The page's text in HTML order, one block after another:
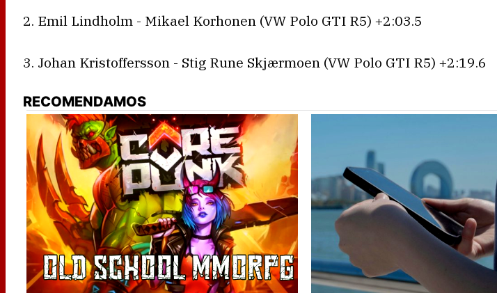
2. Emil Lindholm - Mikael Korhonen (VW Polo GTI R5) +2:03.5
3. Johan Kristoffersson - Stig Rune Skjærmoen (VW Polo GTI R5) +2:19.6
RECOMENDAMOS